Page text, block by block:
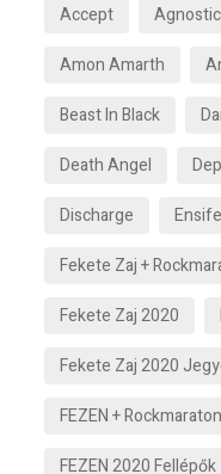
Accept
Amon Amarth
Beast In Black
Death Angel
Discharge
Fekete Zaj +
Fekete Zaj 2020
Fekete Zaj 2020
FEZEN +
FEZEN 2020 Fellépők